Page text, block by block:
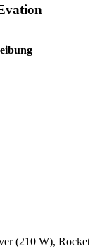
(210 W), Rocket